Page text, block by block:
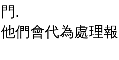
門.
他們會代為處理